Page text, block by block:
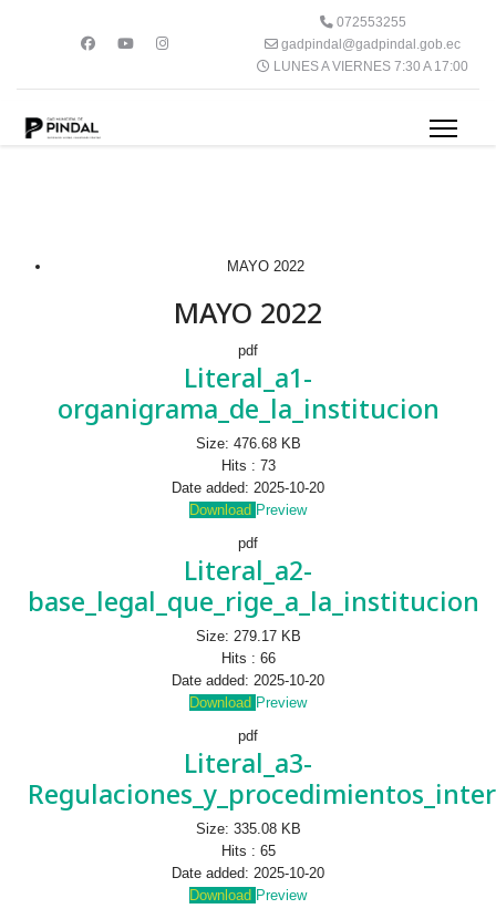
072553255
gadpindal@gadpindal.gob.ec
LUNES A VIERNES 7:30 A 17:00
MAYO 2022
MAYO 2022
pdf
Literal_a1-
organigrama_de_la_institucion
Size: 476.68 KB
Hits : 73
Date added: 2025-10-20
Download Preview
pdf
Literal_a2-
base_legal_que_rige_a_la_institucion
Size: 279.17 KB
Hits : 66
Date added: 2025-10-20
Download Preview
pdf
Literal_a3-
Size: 335.08 KB
Hits : 65
Date added: 2025-10-20
Download Preview